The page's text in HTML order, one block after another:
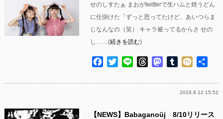
せのしすたぁ まおがtwitterで生ハムと焼うどん
に仕掛けた「ずっと思ってたけど、あいつらま
じなんなの（笑） キャラ被ってるからさ せの
し……(続きを読む)
Facebook
TwitterLine ThreadsMastodon
Tumblr
Mixi
2016.8.12 15:52
【NEWS】Babaganoüj 8/10リリース